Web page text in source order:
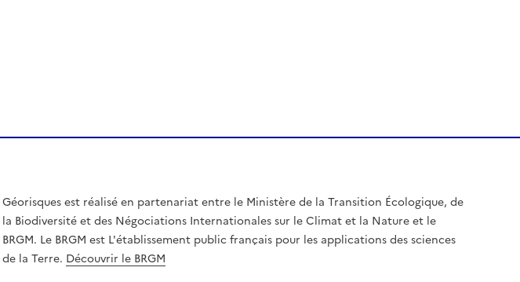
Géorisques est réalisé en partenariat entre le Ministère de la Transition Écologique, de
la Biodiversité et des Négociations Internationales sur le Climat et la Nature et le
BRGM. Le BRGM est L'établissement public français pour les applications des sciences
de la Terre. Découvrir le BRGM